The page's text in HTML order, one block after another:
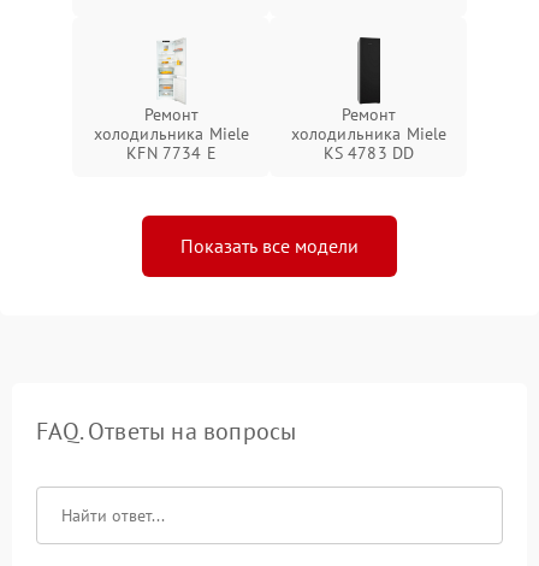
Ремонт
холодильника Miele
KFN 7734 E
Ремонт
холодильника Miele
KS 4783 DD
Показать все модели
FAQ. Ответы на вопросы